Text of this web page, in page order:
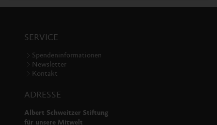
SERVICE
Spendeninformationen
Newsletter
Kontakt
ADRESSE
Albert Schweitzer Stiftung
für unsere Mitwelt